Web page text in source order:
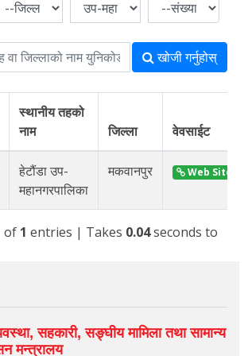
खोजी गर्नुहोस्
स्थानीय तहको
नाम
जिल्ला वेवसाईट
हेटौंडा उप-
महानगरपालिका
मकवानपुर Web Site
of 1 entries | Takes 0.04seconds to
सहकारी, सङ्‍घीय मामिला तथा सामान्य
मन्त्रालय